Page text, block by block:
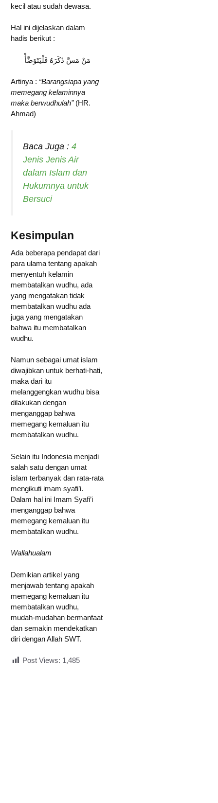
kecil atau sudah dewasa.
Hal ini dijelaskan dalam
hadis berikut :
مَنْ مَسَّ ذَكَرَهُ فَلْيَتَوَضَّأْ
Artinya : “Barangsiapa yang
memegang kelaminnya
maka berwudhulah” (HR.
Ahmad)
Baca Juga : 4
Jenis Jenis Air
dalam Islam dan
Hukumnya untuk
Bersuci
Kesimpulan
Ada beberapa pendapat dari
para ulama tentang apakah
menyentuh kelamin
membatalkan wudhu, ada
yang mengatakan tidak
membatalkan wudhu ada
juga yang mengatakan
bahwa itu membatalkan
wudhu.
Namun sebagai umat islam
diwajibkan untuk berhati-hati,
maka dari itu
melanggengkan wudhu bisa
dilakukan dengan
menganggap bahwa
memegang kemaluan itu
membatalkan wudhu.
Selain itu Indonesia menjadi
salah satu dengan umat
islam terbanyak dan rata-rata
mengikuti imam syafi’i.
Dalam hal ini Imam Syafi’i
menganggap bahwa
memegang kemaluan itu
membatalkan wudhu.
Wallahualam
Demikian artikel yang
menjawab tentang apakah
memegang kemaluan itu
membatalkan wudhu,
mudah-mudahan bermanfaat
dan semakin mendekatkan
diri dengan Allah SWT.
Post Views: 1,485